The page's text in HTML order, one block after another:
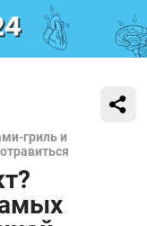
гриль и